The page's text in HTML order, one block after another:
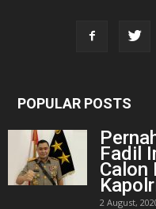
POPULAR POSTS
Fadil
Calon
2 August,